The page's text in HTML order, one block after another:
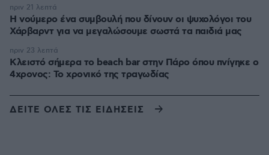
Η νούμερο ένα συμβουλή που δίνουν οι ψυχολόγοι του
Χάρβαρντ για να μεγαλώσουμε σωστά τα παιδιά μας
πριν 21 λεπτά
Κλειστό σήμερα το beach bar στην Πάρο όπου πνίγηκε ο
4χρονος: Το χρονικό της τραγωδίας
πριν 23 λεπτά
ΔΕΙΤΕ ΟΛΕΣ ΤΙΣ ΕΙΔΗΣΕΙΣ